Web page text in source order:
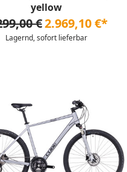
yellow
€2.969,10 €*
Lagernd, sofort lieferbar